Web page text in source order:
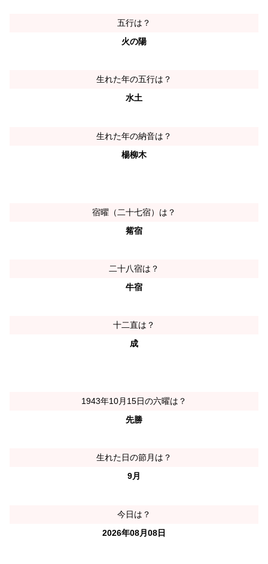
五行は？
火の陽
生れた年の五行は？
水土
生れた年の納音は？
楊柳木
宿曜（二十七宿）は？
觜宿
二十八宿は？
牛宿
十二直は？
成
1943年10月15日の六曜は？
先勝
生れた日の節月は？
9月
今日は？
2026年08月08日